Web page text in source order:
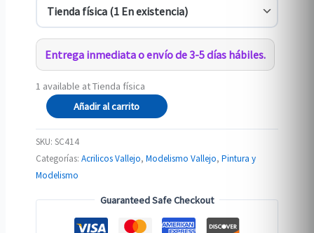
Entrega inmediata o envío de 3-5 días hábiles.
1 available at Tienda física
Wild
Tuft
–
Burned
6mm
Añadir al carrito
SKU:SC414
Categorías:Acrilicos Vallejo,Modelismo Vallejo,Pintura y
Modelismo
Guaranteed Safe Checkout